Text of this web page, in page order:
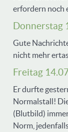
erfordern noch
Donnerstag
Gute
nicht mehr
Freitag
Er durfte
Normalstall!
(Blutbild)
Norm,